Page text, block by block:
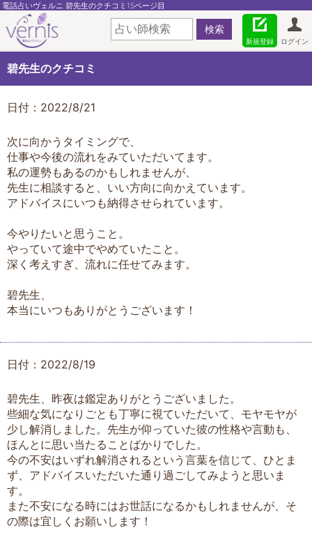
電話占いヴェルニ 碧先生のクチコミ15ページ目
ログイン
新規登録
碧先生のクチコミ
日付：2022/8/21
次に向かうタイミングで、
仕事や今後の流れをみていただいてます。
私の運勢もあるのかもしれませんが、
先生に相談すると、いい方向に向かえています。
アドバイスにいつも納得させられています。
今やりたいと思うこと。
やっていて途中でやめていたこと。
深く考えすぎ、流れに任せてみます。
碧先生、
本当にいつもありがとうございます！
日付：2022/8/19
碧先生、昨夜は鑑定ありがとうございました。
些細な気になりごとも丁寧に視ていただいて、モヤモヤが
少し解消しました。先生が仰っていた彼の性格や言動も、
ほんとに思い当たることばかりでした。
今の不安はいずれ解消されるという言葉を信じて、ひとま
ず、アドバイスいただいた通り過ごしてみようと思いま
す。
また不安になる時にはお世話になるかもしれませんが、そ
の際は宜しくお願いします！